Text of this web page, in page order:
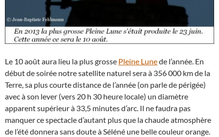
Le 10 août aura lieu la plus grosse Pleine Lunede l’année. En
début de soirée notre satellite naturel sera à 356 000 km de la
Terre, sa plus courte distance de l’année (on parle de périgée)
avec à son lever (vers 20 h 30 heure locale) un diamètre
apparent supérieur à 33,5 minutes d’arc. Il ne faudra pas
manquer ce spectacle d’autant plus que la chaude atmosphère
de l’été donnera sans doute à Séléné une belle couleur orange.